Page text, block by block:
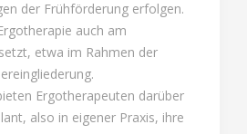
der Frühförderung erfolgen.
auch am
etwa im Rahmen der
Ergotherapeuten darüber
also in eigener Praxis, ihre